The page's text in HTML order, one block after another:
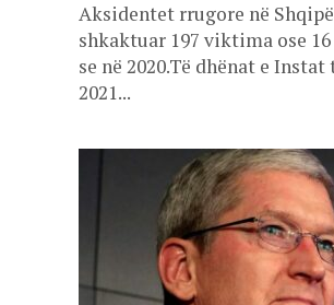
Aksidentet rrugore në
shkaktuar 197 viktima ose
se në 2020.Të dhënat e
2021...